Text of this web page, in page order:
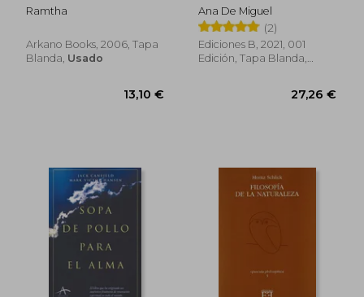
Ramtha
Arkano Books, 2006, Tapa
Blanda, Usado
Ana De Miguel
(2)
Ediciones B, 2021, 001
Edición, Tapa Blanda,